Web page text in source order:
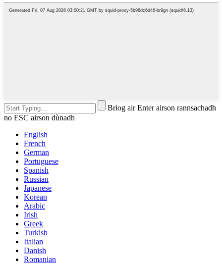
Briog air Enter airson rannsachadh
no ESC airson dùnadh
English
French
German
Portuguese
Spanish
Russian
Japanese
Korean
Arabic
Irish
Greek
Turkish
Italian
Danish
Romanian